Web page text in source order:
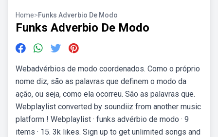
Home>Funks Adverbio De Modo
Funks Adverbio De Modo
Webadvérbios de modo coordenados. Como o próprio
nome diz, são as palavras que definem o modo da
ação, ou seja, como ela ocorreu. São as palavras que.
Webplaylist converted by soundiiz from another music
platform ! Webplaylist · funks advérbio de modo · 9
items · 15. 3k likes. Sign up to get unlimited songs and